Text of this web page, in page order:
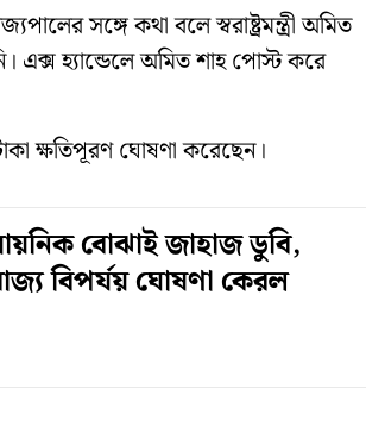
সঙ্গে কথা বলে স্বরাষ্ট্রমন্ত্রী অমিত
এক্স হ্যান্ডেলে অমিত শাহ পোস্ট করে
ক্ষতিপূরণ ঘোষণা করেছেন।
বোঝাই জাহাজ ডুবি,
বিপর্যয় ঘোষণা কেরল